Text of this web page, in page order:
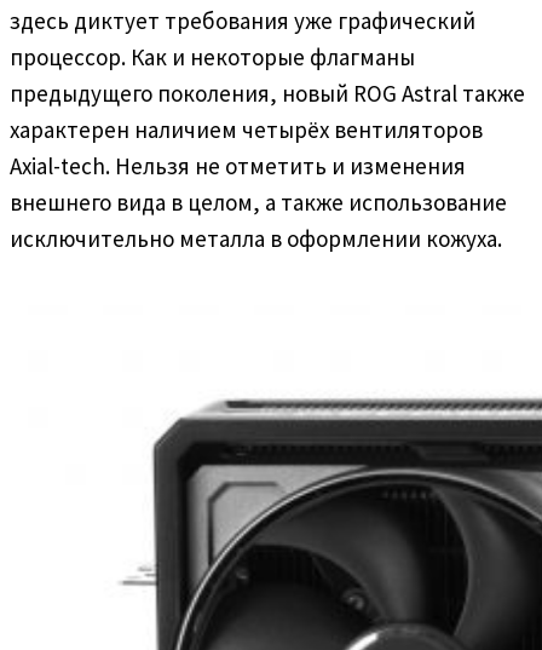
здесь диктует требования уже графический
процессор. Как и некоторые флагманы
предыдущего поколения, новый ROG Astral также
характерен наличием четырёх вентиляторов
Axial-tech. Нельзя не отметить и изменения
внешнего вида в целом, а также использование
исключительно металла в оформлении кожуха.